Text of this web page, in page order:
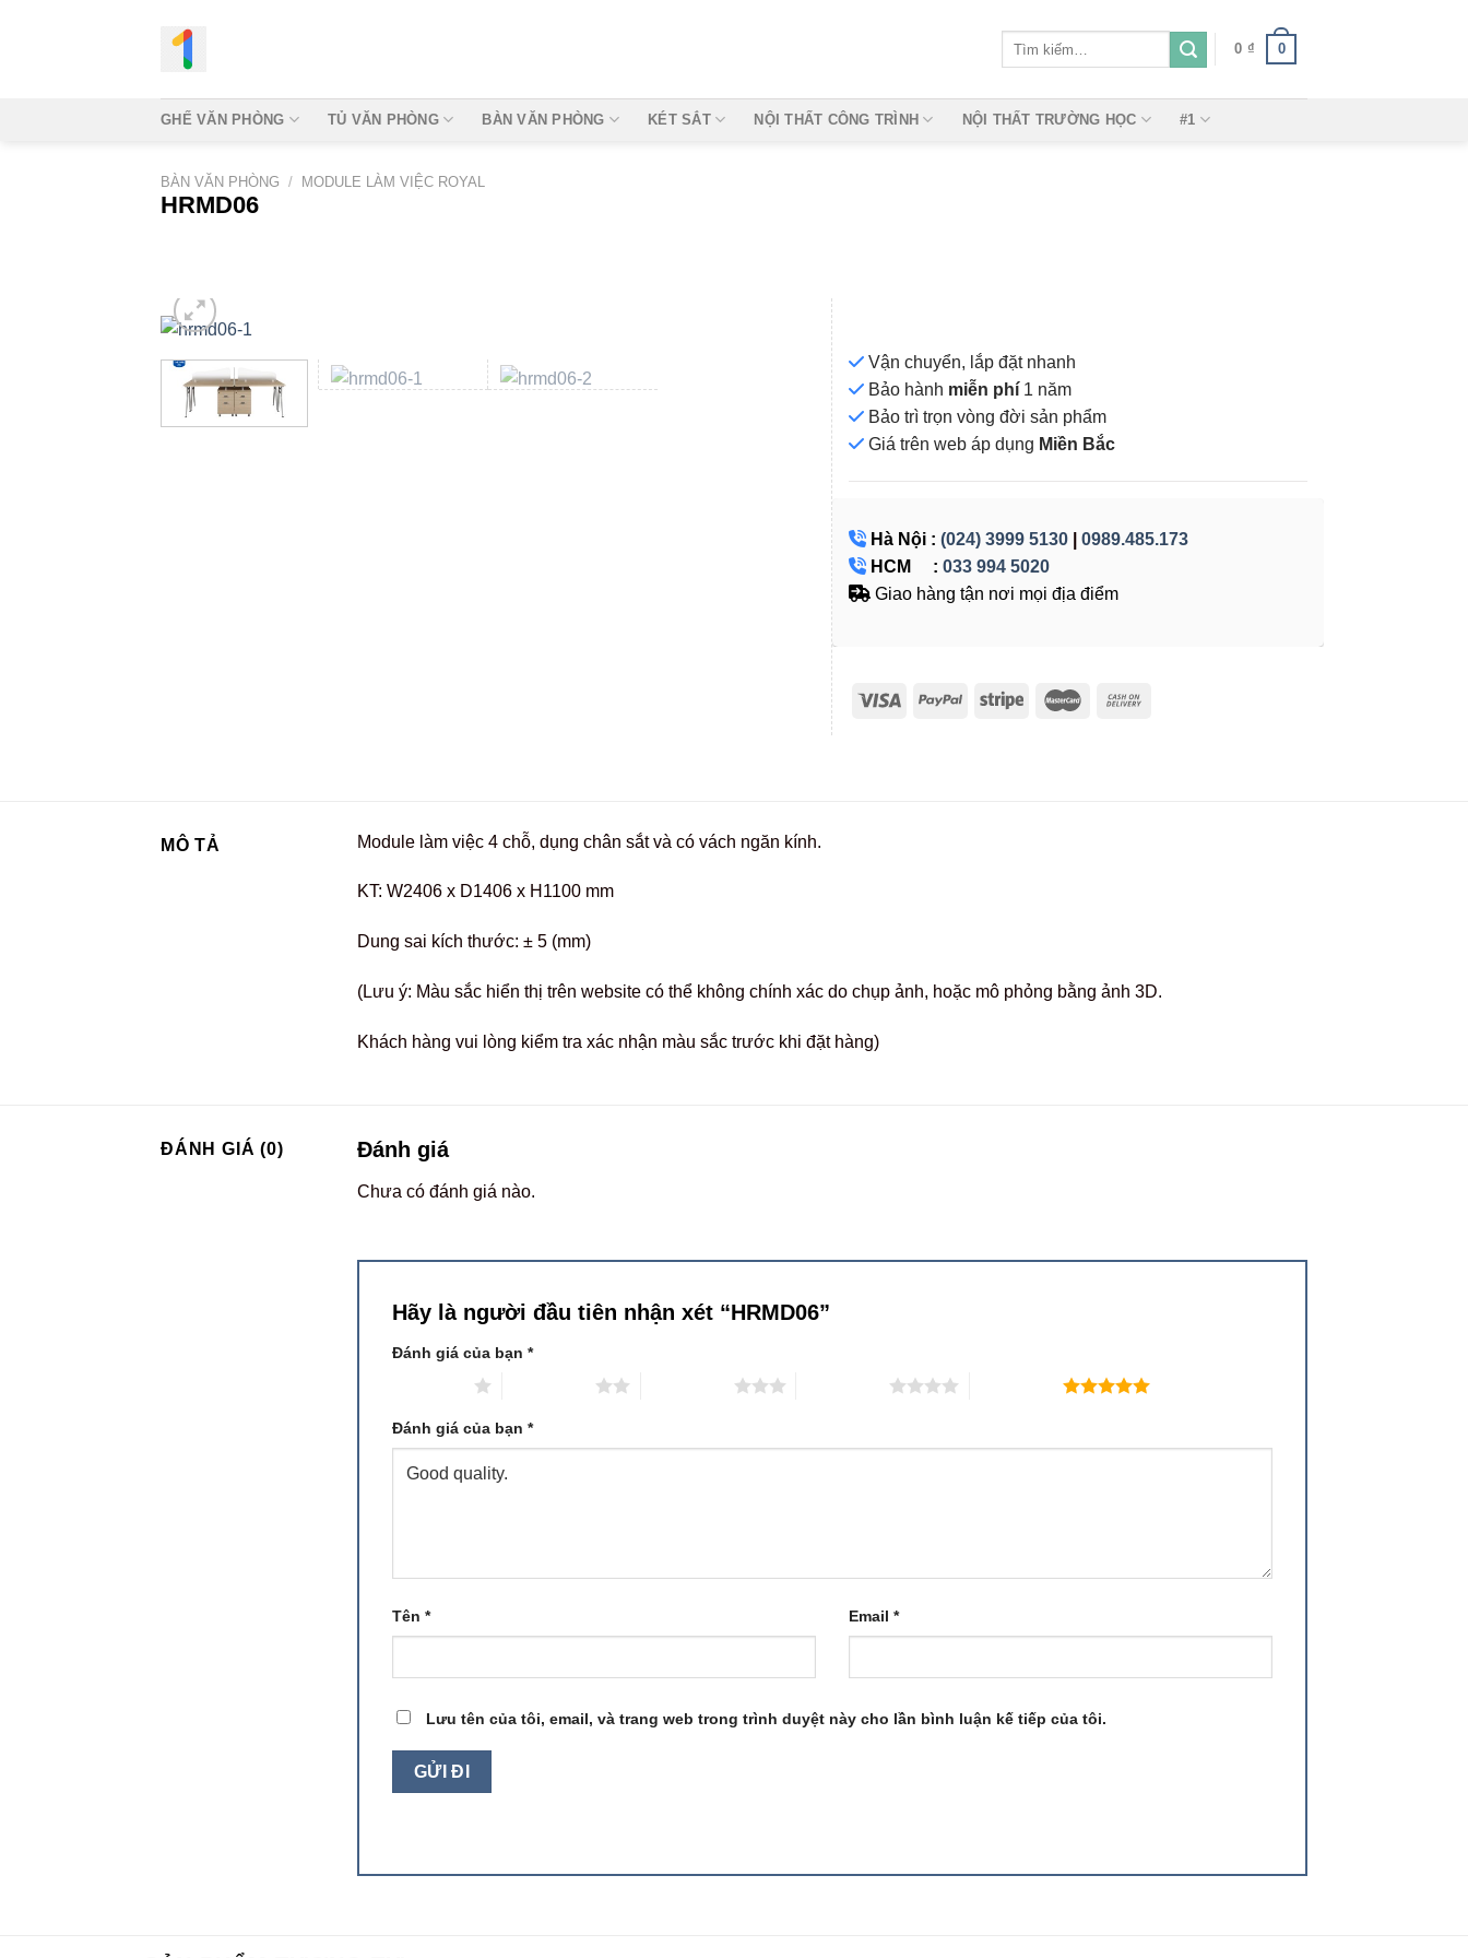
0 ₫ 0
GHẾ VĂN PHÒNG TỦ VĂN PHÒNG BÀN VĂN PHÒNG KÉT SẮT NỘI THẤT CÔNG TRÌNH NỘI THẤT TRƯỜNG HỌC #1
BÀN VĂN PHÒNG / MODULE LÀM VIỆC ROYAL
HRMD06
Vận chuyển, lắp đặt nhanh
Bảo hành miễn phí 1 năm
Bảo trì trọn vòng đời sản phẩm
Giá trên web áp dụng Miền Bắc
Hà Nội : (024) 3999 5130
0989.485.173
HCM : 033 994 5020
Giao hàng tận nơi mọi địa điểm
MÔ TẢ Module làm việc 4 chỗ, dụng chân sắt và có vách ngăn kính.
KT: W2406 x D1406 x H1100 mm
Dung sai kích thước: ± 5 (mm)
(Lưu ý: Màu sắc hiển thị trên website có thể không chính xác do chụp ảnh, hoặc mô phỏng bằng ảnh 3D.
Khách hàng vui lòng kiểm tra xác nhận màu sắc trước khi đặt hàng)
ĐÁNH GIÁ (0) Đánh giá
Chưa có đánh giá nào.
Hãy là người đầu tiên nhận xét “HRMD06”
Đánh giá của bạn *
5 trên 5 sao
Đánh giá của bạn *
Tên * Email *
Lưu tên của tôi, email, và trang web trong trình duyệt này cho lần bình luận kế tiếp của tôi.